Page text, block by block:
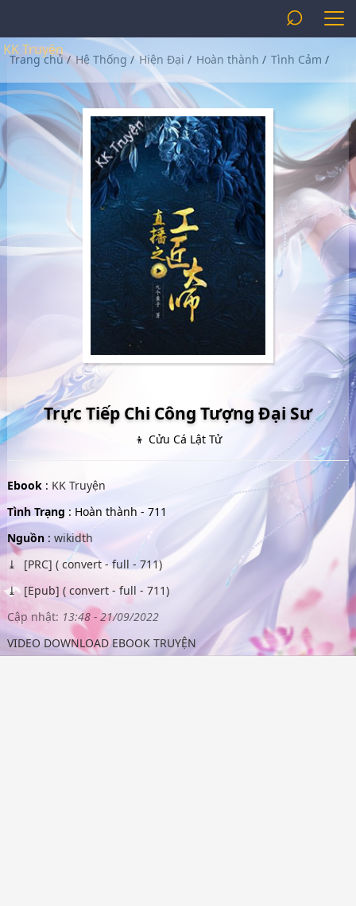
KK Truyện
⌕
Trang chủ/ Hệ Thống / Hiện Đại / Hoàn thành / Tình Cảm /
Trực Tiếp Chi Công Tượng Đại Sư
👦 Cửu Cá Lật Tử
Ebook : KK Truyện
Tình Trạng : Hoàn thành - 711
Nguồn: wikidth
[PRC] ( convert - full - 711)
[Epub] ( convert - full - 711)
Cập nhật: 13:48 - 21/09/2022
VIDEO DOWNLOAD EBOOK TRUYỆN